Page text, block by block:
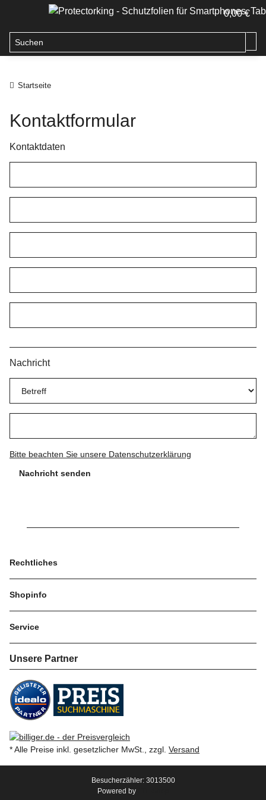
0,00 €
Startseite
Kontaktformular
Kontaktdaten
Nachricht
Bitte beachten Sie unsere Datenschutzerklärung
Nachricht senden
Rechtliches
Shopinfo
Service
Unsere Partner
* Alle Preise inkl. gesetzlicher MwSt., zzgl. Versand
Besucherzähler: 3013500
Powered by